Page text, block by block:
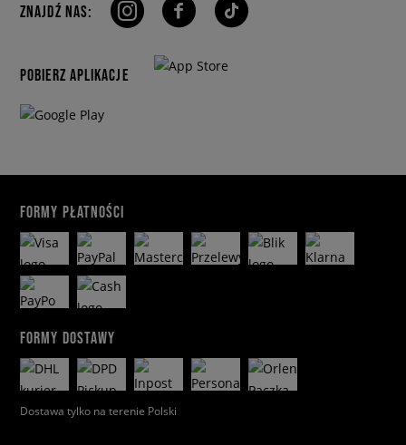
ZNAJDŹ NAS:
POBIERZ APLIKACJE
FORMY PŁATNOŚCI
FORMY DOSTAWY
Dostawa tylko na terenie Polski